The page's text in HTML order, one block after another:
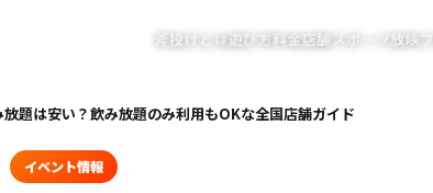
斧投げとは遊び方 料金店舗 スポーツ放映
題は安い？飲み放題のみ利用もOKな全国店舗ガイド
イベント情報